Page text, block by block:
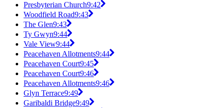
Presbyterian Church9:42
Woodfield Road9:43
The Glen9:43
Ty Gwyn9:44
Vale View9:44
Peacehaven Allotments9:44
Peacehaven Court9:45
Peacehaven Court9:46
Peacehaven Allotments9:46
Glyn Terrace9:49
Garibaldi Bridge9:49